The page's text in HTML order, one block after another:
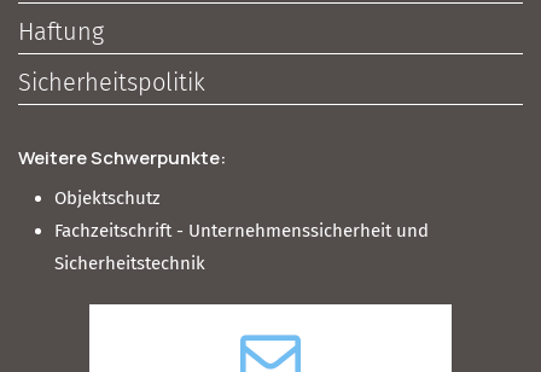
Haftung
Sicherheitspolitik
Weitere Schwerpunkte:
Objektschutz
Fachzeitschrift - Unternehmenssicherheit und
Sicherheitstechnik